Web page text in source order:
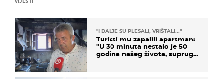
"I DALJE SU PLESALI, VRIŠTALI..."
Turisti mu zapalili apartman:
"U 30 minuta nestalo je 50
godina našeg života, supruga